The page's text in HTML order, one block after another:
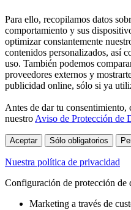
Para ello, recopilamos datos
comportamiento y sus
optimizar constantemente
contenidos personalizados, así
uso. También podemos
proveedores externos y
publicidad online, sólo si ya
Antes de dar tu
nuestro Aviso de Protección de
Aceptar Sólo obligatorios
Nuestra política de privacidad
Configuración de protección de
Marketing a través de